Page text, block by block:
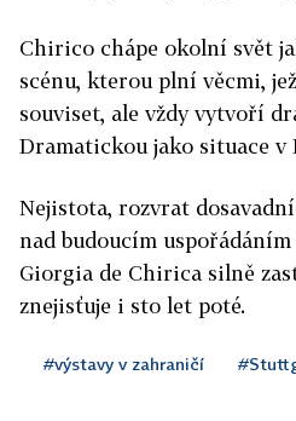
Chirico chápe okolní svět
scénu, kterou plní věcmi,
souviset, ale vždy vytvoří
Dramatickou jako situace v
Nejistota, rozvrat
nad budoucím
Giorgia de Chirica silně
znejisťuje i sto let poté.
#výstavy v zahraničí